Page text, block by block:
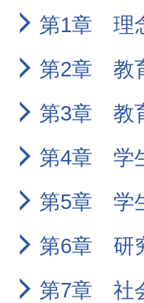
第1章 理
第2章 教
第3章 教
第4章 学
第5章 学
第6章 研
第7章 社